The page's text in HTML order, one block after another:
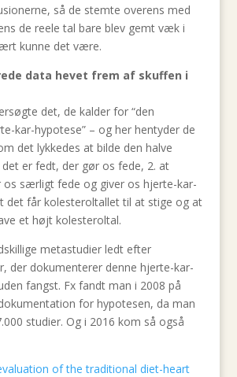
så de stemte overens med
de reele tal bare blev gemt væk i
kunne det være.
data hevet frem af skuffen i
det, de kalder for “den
kar-hypotese” – og her hentyder de
det lykkedes at bilde den halve
er fedt, der gør os fede, 2. at
særligt fede og giver os hjerte-kar-
det får kolesteroltallet til at stige og at
et højt kolesteroltal.
metastudier ledt efter
der dokumenterer denne hjerte-kar-
fangst. Fx fandt man i 2008 på
for hypotesen, da man
studier. Og i 2016 kom så også
of the traditional diet-heart